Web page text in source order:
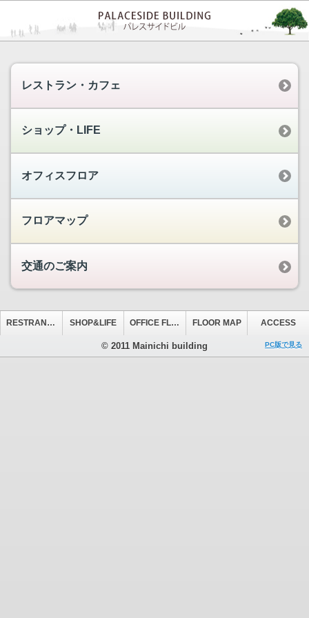
レストラン・カフェ
ショップ・LIFE
オフィスフロア
フロアマップ
交通のご案内
RESTRANT&CAFE SHOP&LIFE OFFICE FLOOR FLOOR MAP ACCESS
© 2011 Mainichi building PC版で見る